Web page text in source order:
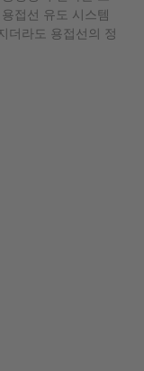
접선 유도 시스템
더라도 용접선의 정